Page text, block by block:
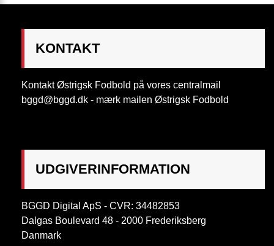
KONTAKT
Kontakt Østrigsk Fodbold på vores centralmail
bggd@bggd.dk - mærk mailen Østrigsk Fodbold
UDGIVERINFORMATION
BGGD Digital ApS - CVR: 34482853
Dalgas Boulevard 48 - 2000 Frederiksberg
Danmark